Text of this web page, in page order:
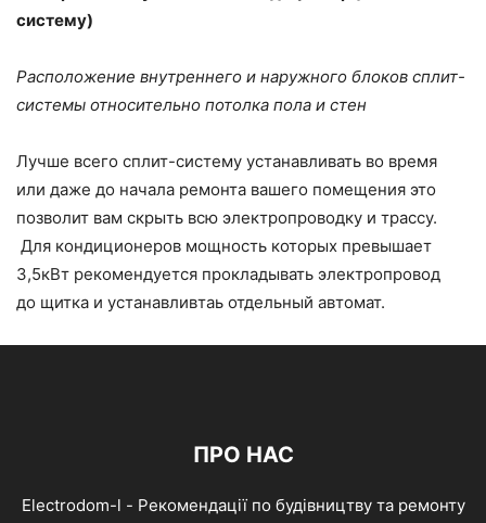
систему)
Расположение внутреннего и наружного блоков сплит-
системы относительно потолка пола и стен
Лучше всего сплит-систему устанавливать во время
или даже до начала ремонта вашего помещения это
позволит вам скрыть всю электропроводку и трассу.
Для кондиционеров мощность которых превышает
3,5кВт рекомендуется прокладывать электропровод
до щитка и устанавливтаь отдельный автомат.
ПРО НАС
Electrodom-l - Рекомендації по будівництву та ремонту